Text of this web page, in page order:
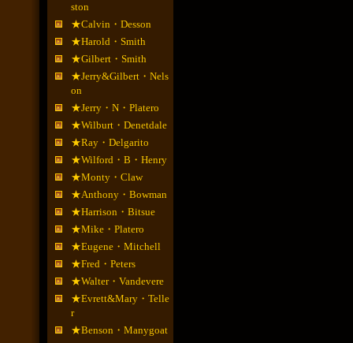
ston
★Calvin・Desson
★Harold・Smith
★Gilbert・Smith
★Jerry&Gilbert・Nels
on
★Jerry・N・Platero
★Wilburt・Denetdale
★Ray・Delgarito
★Wilford・B・Henry
★Monty・Claw
★Anthony・Bowman
★Harrison・Bitsue
★Mike・Platero
★Eugene・Mitchell
★Fred・Peters
★Walter・Vandevere
★Evrett&Mary・Telle
r
★Benson・Manygoat